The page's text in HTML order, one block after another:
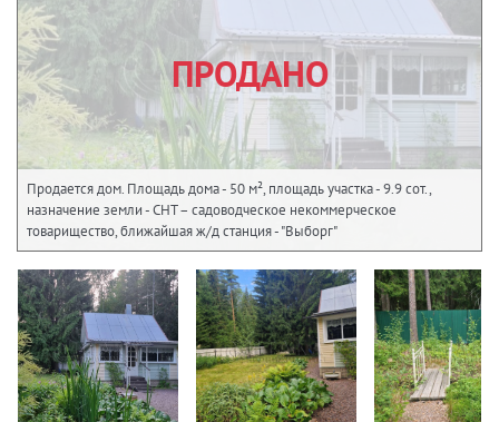
ПРОДАНО
Продается дом. Площадь дома - 50 м², площадь участка - 9.9 сот.,
назначение земли - СНТ – садоводческое некоммерческое
товарищество, ближайшая ж/д станция - "Выборг"